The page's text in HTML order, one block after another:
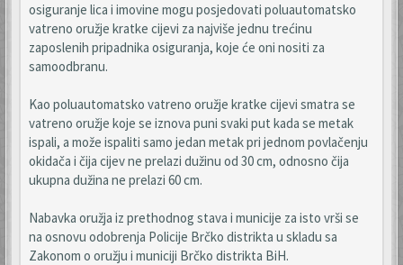
osiguranje lica i imovine mogu posjedovati poluautomatsko
vatreno oružje kratke cijevi za najviše jednu trećinu
zaposlenih pripadnika osiguranja, koje će oni nositi za
samoodbranu.
Kao poluautomatsko vatreno oružje kratke cijevi smatra se
vatreno oružje koje se iznova puni svaki put kada se metak
ispali, a može ispaliti samo jedan metak pri jednom povlačenju
okidača i čija cijev ne prelazi dužinu od 30 cm, odnosno čija
ukupna dužina ne prelazi 60 cm.
Nabavka oružja iz prethodnog stava i municije za isto vrši se
na osnovu odobrenja Policije Brčko distrikta u skladu sa
Zakonom o oružju i municiji Brčko distrikta BiH.